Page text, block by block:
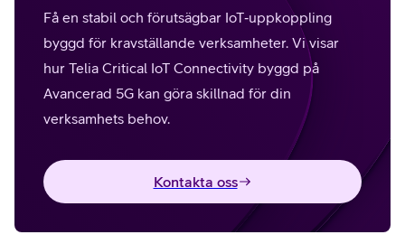
Få en stabil och förutsägbar IoT‑uppkoppling
byggd för kravställande verksamheter. Vi visar
hur Telia Critical IoT Connectivity byggd på
Avancerad 5G kan göra skillnad för​ din
verksamhets behov.​
Kontakta oss